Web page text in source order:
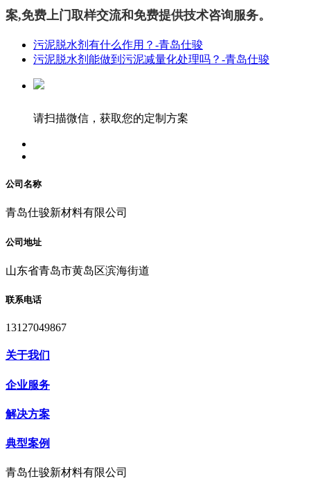
案,免费上门取样交流和免费提供技术咨询服务。
污泥脱水剂有什么作用？-青岛仕骏
污泥脱水剂能做到污泥减量化处理吗？-青岛仕骏
请扫描微信，获取您的定制方案
公司名称
青岛仕骏新材料有限公司
公司地址
山东省青岛市黄岛区滨海街道
联系电话
13127049867
关于我们
企业服务
解决方案
典型案例
青岛仕骏新材料有限公司